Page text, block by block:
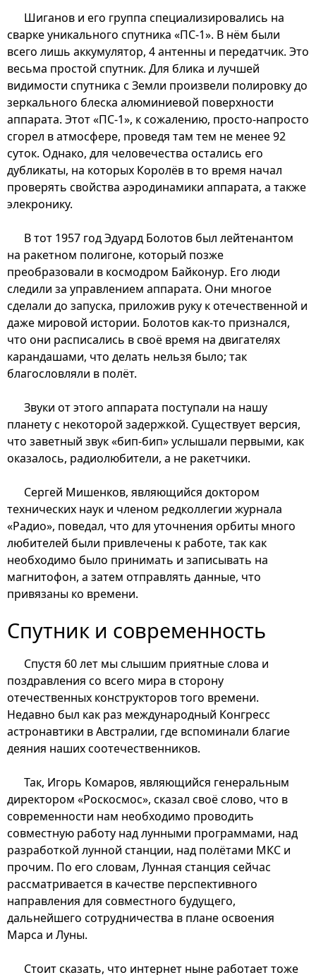
Шиганов и его группа специализировались на
сварке уникального спутника «ПС-1». В нём были
всего лишь аккумулятор, 4 антенны и передатчик. Это
весьма простой спутник. Для блика и лучшей
видимости спутника с Земли произвели полировку до
зеркального блеска алюминиевой поверхности
аппарата. Этот «ПС-1», к сожалению, просто-напросто
сгорел в атмосфере, проведя там тем не менее 92
суток. Однако, для человечества остались его
дубликаты, на которых Королёв в то время начал
проверять свойства аэродинамики аппарата, а также
элекронику.
В тот 1957 год Эдуард Болотов был лейтенантом
на ракетном полигоне, который позже
преобразовали в космодром Байконур. Его люди
следили за управлением аппарата. Они многое
сделали до запуска, приложив руку к отечественной и
даже мировой истории. Болотов как-то признался,
что они расписались в своё время на двигателях
карандашами, что делать нельзя было; так
благословляли в полёт.
Звуки от этого аппарата поступали на нашу
планету с некоторой задержкой. Существует версия,
что заветный звук «бип-бип» услышали первыми, как
оказалось, радиолюбители, а не ракетчики.
Сергей Мишенков, являющийся доктором
технических наук и членом редколлегии журнала
«Радио», поведал, что для уточнения орбиты много
любителей были привлечены к работе, так как
необходимо было принимать и записывать на
магнитофон, а затем отправлять данные, что
привязаны ко времени.
Спутник и современность
Спустя 60 лет мы слышим приятные слова и
поздравления со всего мира в сторону
отечественных конструкторов того времени.
Недавно был как раз международный Конгресс
астронавтики в Австралии, где вспоминали благие
деяния наших соотечественников.
Так, Игорь Комаров, являющийся генеральным
директором «Роскосмос», сказал своё слово, что в
современности нам необходимо проводить
совместную работу над лунными программами, над
разработкой лунной станции, над полётами МКС и
прочим. По его словам, Лунная станция сейчас
рассматривается в качестве перспективного
направления для совместного будущего,
дальнейшего сотрудничества в плане освоения
Марса и Луны.
Стоит сказать, что интернет ныне работает тоже